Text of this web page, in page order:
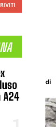
di